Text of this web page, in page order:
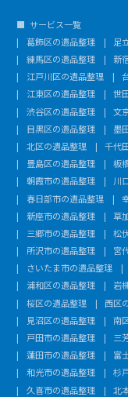
サービス一覧
葛飾区の遺品整理
足
練馬区の遺品整理
新
江戸川区の遺品整理
江東区の遺品整理
世
渋谷区の遺品整理
文
目黒区の遺品整理
墨
北区の遺品整理
千代
豊島区の遺品整理
板
朝霞市の遺品整理
川
春日部市の遺品整理
新座市の遺品整理
草
三郷市の遺品整理
松
所沢市の遺品整理
宮
さいたま市の遺品整理
浦和区の遺品整理
岩
桜区の遺品整理
西区
見沼区の遺品整理
南
戸田市の遺品整理
三
蓮田市の遺品整理
富
和光市の遺品整理
杉
久喜市の遺品整理
北